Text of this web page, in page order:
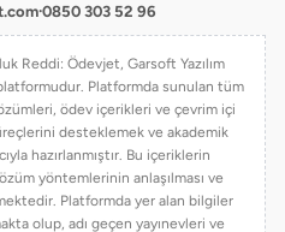
·0850 303 52 96
Reddi: Ödevjet, Garsoft Yazılım
Platformda sunulan tüm
ödev içerikleri ve çevrim içi
desteklemek ve akademik
hazırlanmıştır. Bu içeriklerin
yöntemlerinin anlaşılması ve
Platformda yer alan bilgiler
olup, adı geçen yayınevleri ve